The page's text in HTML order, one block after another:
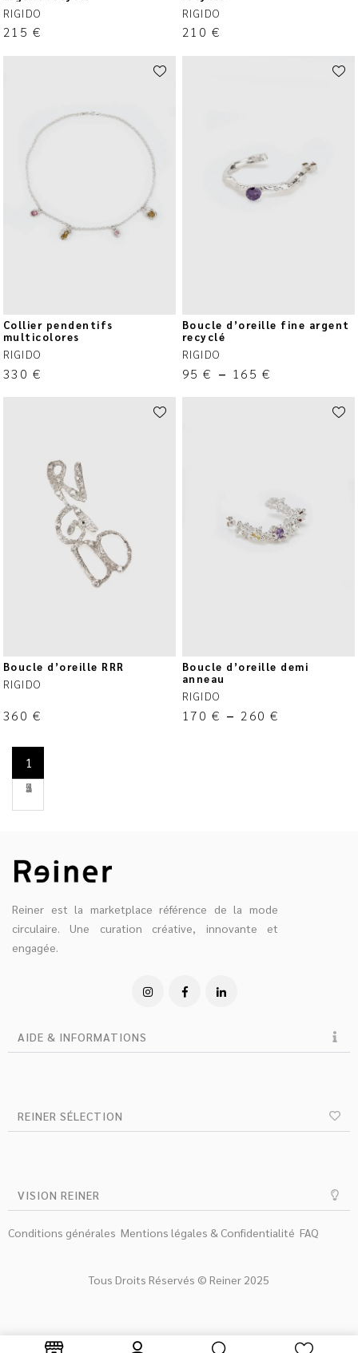
RIGIDO
215 €
RIGIDO
210 €
Collier pendentifs
multicolores
RIGIDO
330 €
Boucle d’oreille fine argent
recyclé
RIGIDO
95€ – 165 €
Boucle d’oreille RRR
RIGIDO
360 €
Boucle d’oreille demi
anneau
RIGIDO
170 € – 260€
1
2
3
4
5
Reiner est la marketplace référence de la mode
circulaire. Une curation créative, innovante et
engagée.
AIDE & INFORMATIONS
REINER SÉLECTION
VISION REINER
Conditions générales Mentions légales & Confidentialité FAQ
Tous Droits Réservés © Reiner 2025